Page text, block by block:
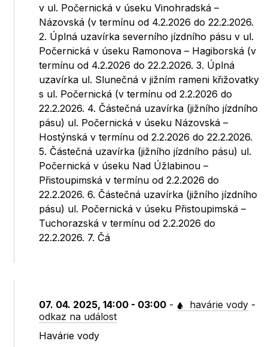
v ul. Počernická v úseku Vinohradská –
Názovská (v termínu od 4.2.2026 do 22.2.2026.
2. Úplná uzavírka severního jízdního pásu v ul.
Počernická v úseku Ramonova – Hagiborská (v
termínu od 4.2.2026 do 22.2.2026. 3. Úplná
uzavírka ul. Slunečná v jižním rameni křižovatky
s ul. Počernická (v termínu od 2.2.2026 do
22.2.2026. 4. Částečná uzavírka (jižního jízdního
pásu) ul. Počernická v úseku Názovská –
Hostýnská v termínu od 2.2.2026 do 22.2.2026.
5. Částečná uzavírka (jižního jízdního pásu) ul.
Počernická v úseku Nad Úžlabinou –
Přistoupimská v termínu od 2.2.2026 do
22.2.2026. 6. Částečná uzavírka (jižního jízdního
pásu) ul. Počernická v úseku Přistoupimská –
Tuchorazská v termínu od 2.2.2026 do
22.2.2026. 7. Čá
07. 04. 2025, 14:00 - 03:00 - havárie vody -
odkaz na událost
Havárie vody